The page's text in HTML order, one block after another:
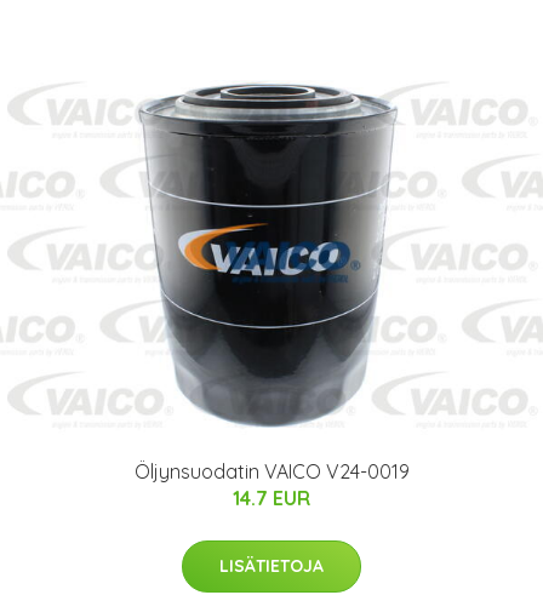
Öljynsuodatin VAICO V24-0019
14.7 EUR
LISÄTIETOJA